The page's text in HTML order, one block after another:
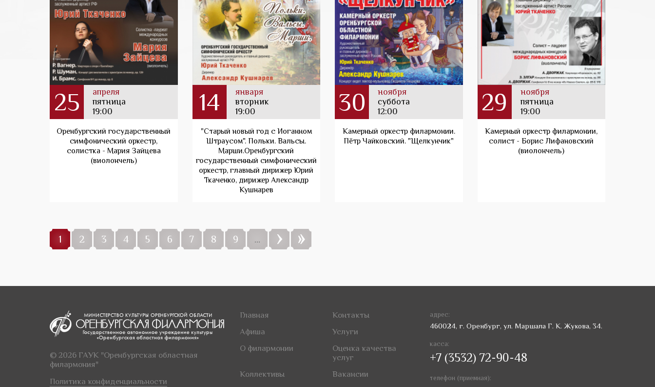
25
апреля
пятница
19:00
Оренбургский государственный
симфонический оркестр,
солистка - Мария Зайцева
(виолончель)
14
января
вторник
19:00
"Старый новый год с Иоганном
Штраусом". Польки. Вальсы.
Марши.Оренбургский
государственный симфонический
оркестр, главный дирижер Юрий
Ткаченко, дирижер Александр
Кушнарев
30
ноября
суббота
12:00
Камерный оркестр филармонии.
Пётр Чайковский. "Щелкунчик"
29
ноября
пятница
19:00
Камерный оркестр филармонии,
солист - Борис Лифановский
(виолончель)
1 2 3 4 5 6 7 8 9 … › »
© 2026 ГАУК "Оренбургская областная
филармония"
Политика конфиденциальности
Главная
Контакты
Афиша
Услуги
О филармонии
Оценка качества
услуг
Коллективы
Вакансии
адрес:
460024, г. Оренбург, ул. Маршала Г. К. Жукова, 34.
касса:
+7 (3532) 72-90-48
телефон (приемная):